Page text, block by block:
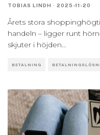
TOBIAS LINDH · 2025-11-20
Årets stora
handeln – ligger runt
skjuter i höjden...
BETALNING